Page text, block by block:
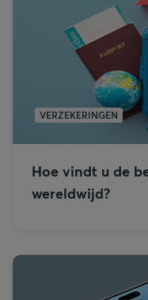
VERZEKERINGEN
Hoe vindt u de
wereldwijd?